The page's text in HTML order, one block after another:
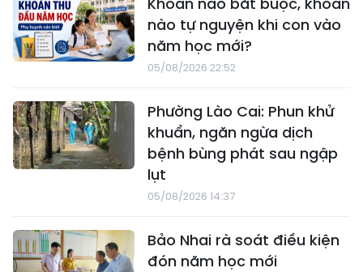
nào tự nguyện khi con vào
năm học mới?
05/08/2026 22:52
Phường Lào Cai: Phun khử
khuẩn, ngăn ngừa dịch
bệnh bùng phát sau ngập
lụt
05/08/2026 14:37
Bảo Nhai rà soát điều kiện
đón năm học mới